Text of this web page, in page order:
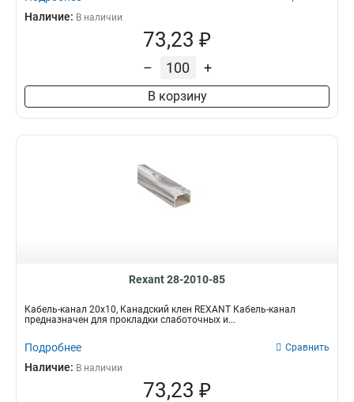
Наличие: В наличии
73,23 ₽
– +
В корзину
Rexant 28-2010-85
Кабель-канал 20x10, Канадский клен REXANT Кабель-канал
предназначен для прокладки слаботочных и...
Подробнее Сравнить
Наличие: В наличии
73,23 ₽